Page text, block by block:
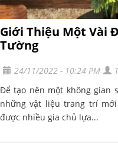
Giới Thiệu Một Vài
Tường
24/11/2022 - 10:24 PM
Để tạo nên một không gian
những vật liệu trang trí
được nhiều gia chủ lựa...